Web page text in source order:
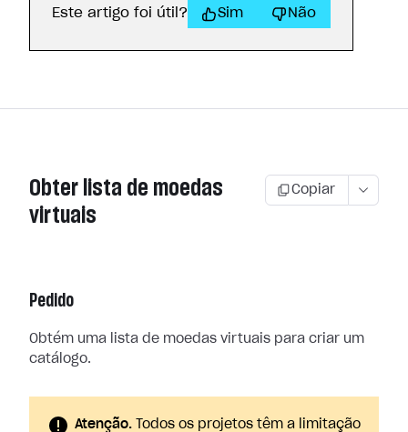
Este artigo foi útil? Sim Não
Obter lista de moedas
virtuais
Copiar
Pedido
Obtém uma lista de moedas virtuais para criar um
catálogo.
Atenção. Todos os projetos têm a limitação